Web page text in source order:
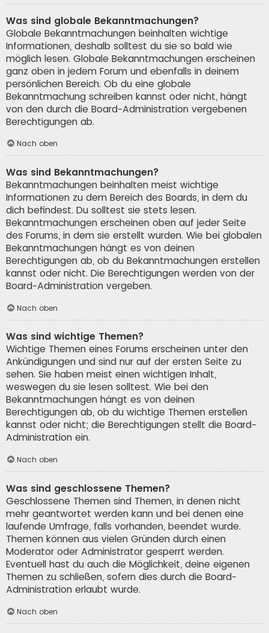
Was sind globale Bekanntmachungen?
Globale Bekanntmachungen beinhalten wichtige
Informationen, deshalb solltest du sie so bald wie
möglich lesen. Globale Bekanntmachungen erscheinen
ganz oben in jedem Forum und ebenfalls in deinem
persönlichen Bereich. Ob du eine globale
Bekanntmachung schreiben kannst oder nicht, hängt
von den durch die Board-Administration vergebenen
Berechtigungen ab.
Nach oben
Was sind Bekanntmachungen?
Bekanntmachungen beinhalten meist wichtige
Informationen zu dem Bereich des Boards, in dem du
dich befindest. Du solltest sie stets lesen.
Bekanntmachungen erscheinen oben auf jeder Seite
des Forums, in dem sie erstellt wurden. Wie bei globalen
Bekanntmachungen hängt es von deinen
Berechtigungen ab, ob du Bekanntmachungen erstellen
kannst oder nicht. Die Berechtigungen werden von der
Board-Administration vergeben.
Nach oben
Was sind wichtige Themen?
Wichtige Themen eines Forums erscheinen unter den
Ankündigungen und sind nur auf der ersten Seite zu
sehen. Sie haben meist einen wichtigen Inhalt,
weswegen du sie lesen solltest. Wie bei den
Bekanntmachungen hängt es von deinen
Berechtigungen ab, ob du wichtige Themen erstellen
kannst oder nicht; die Berechtigungen stellt die Board-
Administration ein.
Nach oben
Was sind geschlossene Themen?
Geschlossene Themen sind Themen, in denen nicht
mehr geantwortet werden kann und bei denen eine
laufende Umfrage, falls vorhanden, beendet wurde.
Themen können aus vielen Gründen durch einen
Moderator oder Administrator gesperrt werden.
Eventuell hast du auch die Möglichkeit, deine eigenen
Themen zu schließen, sofern dies durch die Board-
Administration erlaubt wurde.
Nach oben